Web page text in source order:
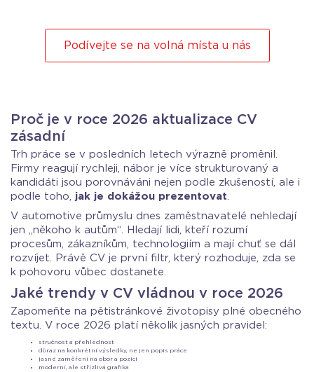
Podívejte se na volná místa u nás
Proč je v roce 2026 aktualizace CV
zásadní
Trh práce se v posledních letech výrazně proměnil.
Firmy reagují rychleji, nábor je více strukturovaný a
kandidáti jsou porovnáváni nejen podle zkušeností, ale i
podle toho, jak je dokážou prezentovat
V automotive průmyslu dnes zaměstnavatelé nehledají
jen „někoho k autům“. Hledají lidi, kteří rozumí
procesům, zákazníkům, technologiím a mají chuť se dál
rozvíjet. Právě CV je první filtr, který rozhoduje, zda se
k pohovoru vůbec dostanete.
Jaké trendy v CV vládnou v roce 2026
Zapomeňte na pětistránkové životopisy plné obecného
textu. V roce 2026 platí několik jasných pravidel:
stručnost a přehlednost
důraz na konkrétní výsledky, ne jen popis práce
jasné zaměření na obor a pozici
moderní, ale střízlivá grafika